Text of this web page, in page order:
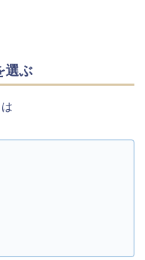
選ぶ